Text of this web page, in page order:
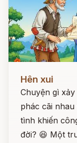
Hên xui
Chuyện gì
phác cãi
tình khiến
đời? 😆 Một